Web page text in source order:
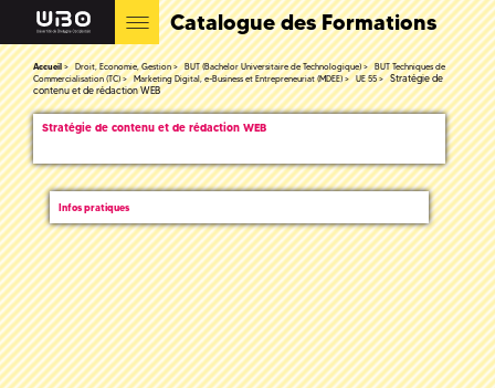
Catalogue des Formations
Accueil Droit, Economie, Gestion BUT (Bachelor Universitaire de Technologique)
BUT Techniques de
Commercialisation (TC)
Marketing Digital, e-Business et Entrepreneuriat (MDEE) UE 55
Stratégie de
contenu et de rédaction WEB
Stratégie de contenu et de rédaction WEB
Infos pratiques